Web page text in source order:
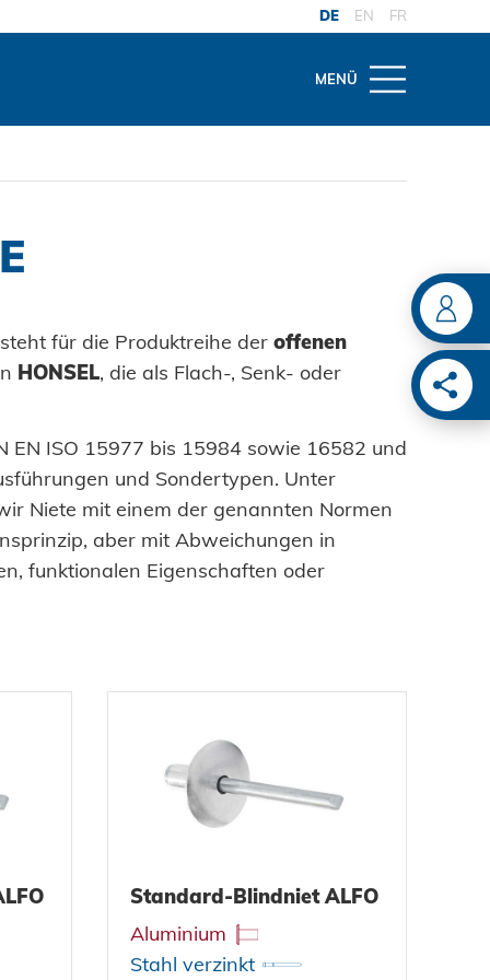
DE EN FR
MENÜ
Anlagen
steht für die Produktreihe der offenen
HONSEL, die als Flach-, Senk- oder
EN ISO 15977 bis 15984 sowie 16582 und
und Sondertypen. Unter
Niete mit einem der genannten Normen
aber mit Abweichungen in
funktionalen Eigenschaften oder
Standard-Blindniet ALFO
Aluminium
Stahl verzinkt